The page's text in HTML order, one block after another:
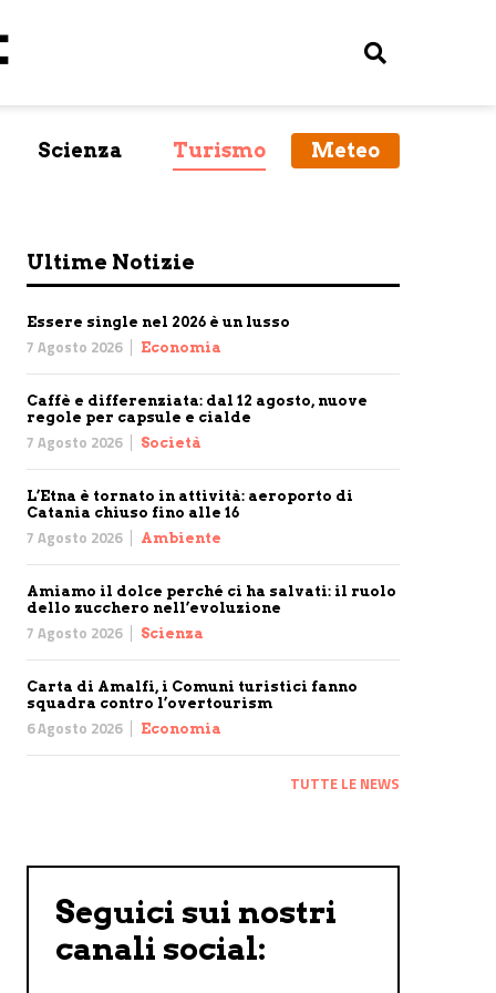
Scienza Turismo Meteo
Ultime Notizie
Essere single nel 2026 è un lusso
7 Agosto 2026 Economia
Caffè e differenziata: dal 12 agosto, nuove
regole per capsule e cialde
7 Agosto 2026 Società
L’Etna è tornato in attività: aeroporto di
Catania chiuso fino alle 16
7 Agosto 2026 Ambiente
Amiamo il dolce perché ci ha salvati: il ruolo
dello zucchero nell’evoluzione
7 Agosto 2026 Scienza
Carta di Amalfi, i Comuni turistici fanno
squadra contro l’overtourism
6 Agosto 2026 Economia
TUTTE LE NEWS
Seguici sui nostri
canali social: